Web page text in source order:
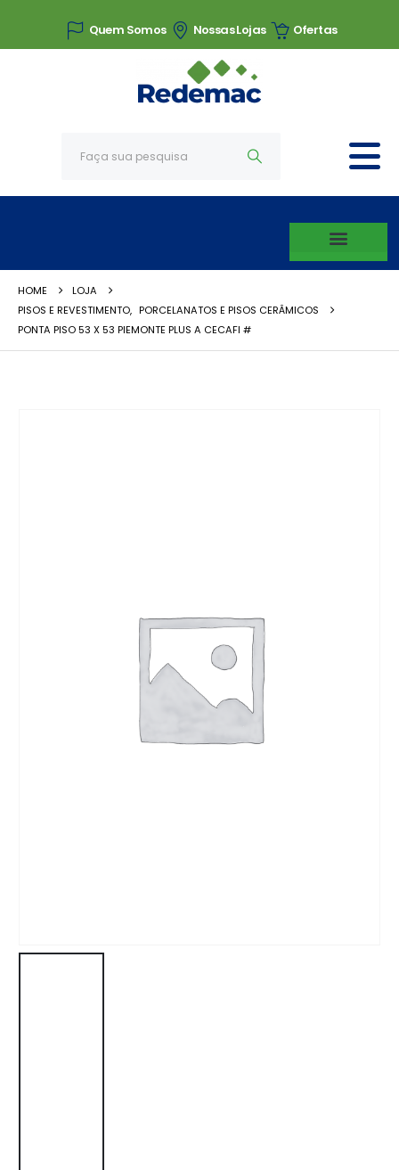
Quem Somos Nossas Lojas Ofertas
HOME
LOJA
PISOS E REVESTIMENTO, PORCELANATOS E PISOS CERÂMICOS
PONTA PISO 53 X 53 PIEMONTE PLUS A CECAFI #